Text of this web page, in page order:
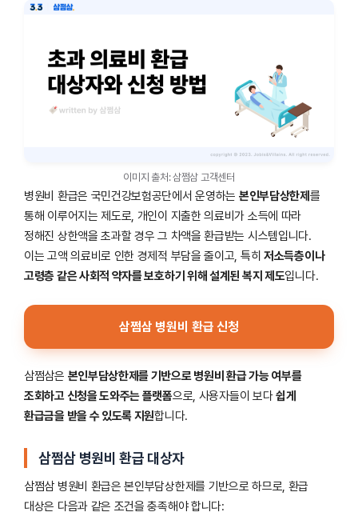
이미지 출처: 삼쩜삼 고객센터
병원비 환급은 국민건강보험공단에서 운영하는 본인부담상한제 를
통해 이루어지는 제도로, 개인이 지출한 의료비가 소득에 따라
정해진 상한액을 초과할 경우 그 차액을 환급받는 시스템입니다.
이는 고액 의료비로 인한 경제적 부담을 줄이고, 특히저소득층이나
고령층 같은 사회적 약자를 보호하기 위해 설계된 복지 제도입니다.
삼쩜삼 병원비 환급 신청
삼쩜삼은 본인부담상한제를 기반으로 병원비 환급 가능 여부를
조회하고 신청을 도와주는 플랫폼으로, 사용자들이 보다쉽게
환급금을 받을 수 있도록 지원합니다.
삼쩜삼 병원비 환급 대상자
삼쩜삼 병원비 환급은 본인부담상한제를 기반으로 하므로, 환급
대상은 다음과 같은 조건을 충족해야 합니다: